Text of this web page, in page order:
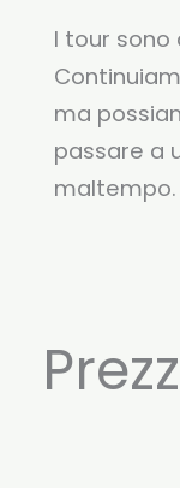
I tour sono
ma
passare a
maltempo.